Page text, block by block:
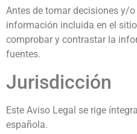
Antes de tomar decisiones y/
información incluida en el
comprobar y contrastar la
fuentes.
Jurisdicción
Este Aviso Legal se rige
española.